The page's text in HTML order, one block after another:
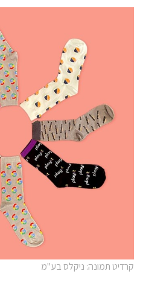
קרדיט תמונה: ניקלס בע"מ